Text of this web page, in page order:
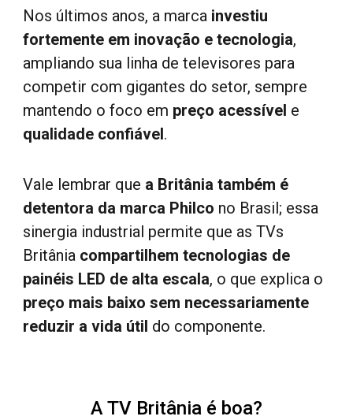
Nos últimos anos, a marca investiu
fortemente em inovação e tecnologia,
ampliando sua linha de televisores para
competir com gigantes do setor, sempre
mantendo o foco em preço acessível e
qualidade confiável.
Vale lembrar que a Britânia também é
detentora da marca Philco no Brasil; essa
sinergia industrial permite que as TVs
Britânia compartilhem tecnologias de
painéis LED de alta escala, o que explica o
preço mais baixo sem necessariamente
reduzir a vida útil do componente.
A TV Britânia é boa?